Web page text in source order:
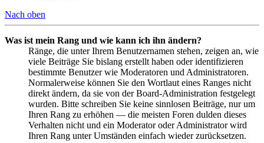
Nach oben
Was ist mein Rang und wie kann ich ihn ändern?
Ränge, die unter Ihrem Benutzernamen stehen, zeigen an, wie
viele Beiträge Sie bislang erstellt haben oder identifizieren
bestimmte Benutzer wie Moderatoren und Administratoren.
Normalerweise können Sie den Wortlaut eines Ranges nicht
direkt ändern, da sie von der Board-Administration festgelegt
wurden. Bitte schreiben Sie keine sinnlosen Beiträge, nur um
Ihren Rang zu erhöhen — die meisten Foren dulden dieses
Verhalten nicht und ein Moderator oder Administrator wird
Ihren Rang unter Umständen einfach wieder zurücksetzen.